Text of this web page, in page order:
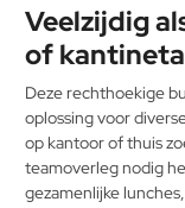
Veelzijdig
of
Deze rechthoekige
oplossing voor
op kantoor of thuis
teamoverleg nodig
gezamenlijke